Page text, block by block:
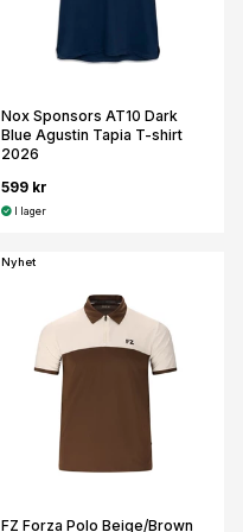
Nox Sponsors AT10 Dark
Blue Agustin Tapia T-shirt
2026
599 kr
I lager
Nyhet
FZ Forza Polo Beige/Brown